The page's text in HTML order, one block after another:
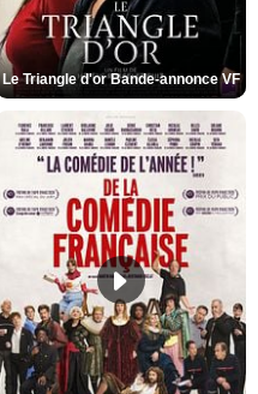
Le Triangle d'or Bande-annonce VF